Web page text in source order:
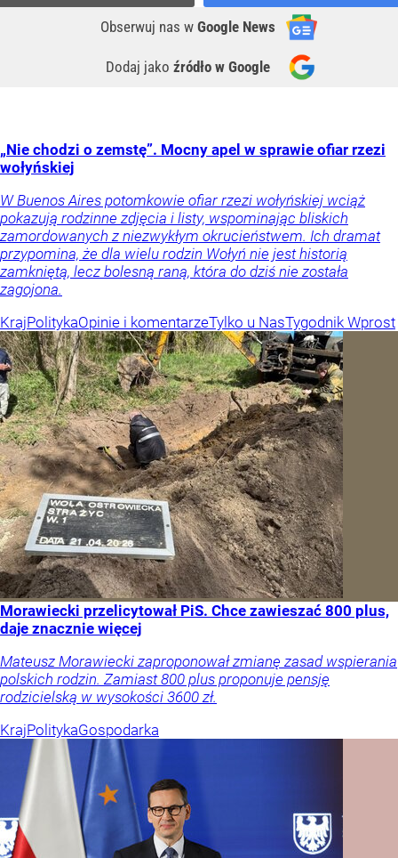
Obserwuj nas w Google News
Dodaj jako źródło w Google
„Nie chodzi o zemstę”. Mocny apel w sprawie ofiar rzezi
wołyńskiej
W Buenos Aires potomkowie ofiar rzezi wołyńskiej wciąż
pokazują rodzinne zdjęcia i listy, wspominając bliskich
zamordowanych z niezwykłym okrucieństwem. Ich dramat
przypomina, że dla wielu rodzin Wołyń nie jest historią
zamkniętą, lecz bolesną raną, która do dziś nie została
zagojona.
KrajPolitykaOpinie i komentarzeTylko u NasTygodnik Wprost
Morawiecki przelicytował PiS. Chce zawieszać 800 plus,
daje znacznie więcej
Mateusz Morawiecki zaproponował zmianę zasad wspierania
polskich rodzin. Zamiast 800 plus proponuje pensję
rodzicielską w wysokości 3600 zł.
KrajPolitykaGospodarka